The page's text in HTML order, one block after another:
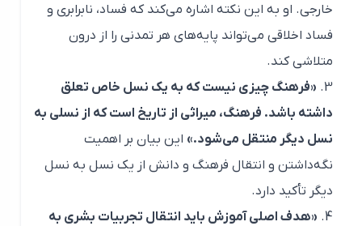
خارجی. او به این نکته اشاره می‌کند که فساد، نابرابری و
فساد اخلاقی می‌تواند پایه‌های هر تمدنی را از درون
متلاشی کند.
«فرهنگ چیزی نیست که به یک نسل خاص تعلق
داشته باشد. فرهنگ، میراثی از تاریخ است که از نسلی به
نسل دیگر منتقل می‌شود.»این بیان بر اهمیت
نگه‌داشتن و انتقال فرهنگ و دانش از یک نسل به نسل
دیگر تأکید دارد.
«هدف اصلی آموزش باید انتقال تجربیات بشری به